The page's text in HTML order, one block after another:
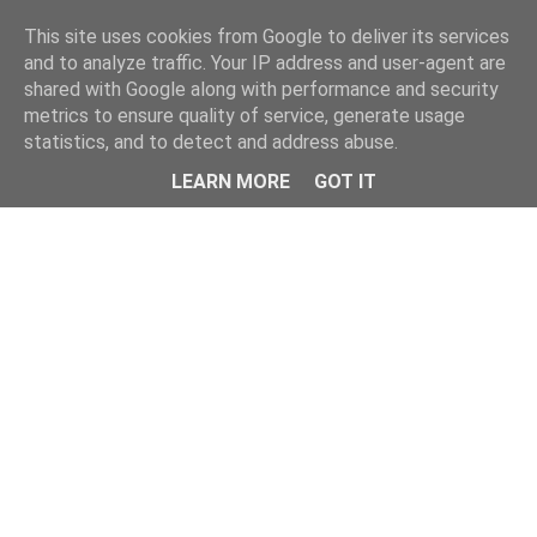
Menu
This site uses cookies from Google to deliver its services
and to analyze traffic. Your IP address and user-agent are
shared with Google along with performance and security
metrics to ensure quality of service, generate usage
statistics, and to detect and address abuse.
LEARN MORE
GOT IT